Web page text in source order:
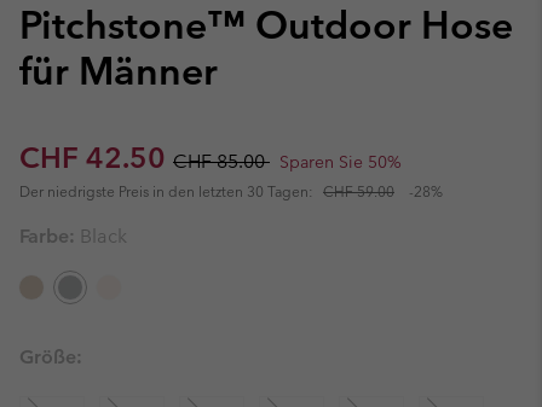
Pitchstone™ Outdoor Hose
für Männer
Sale price:
CHF 42.50 Regular price:
CHF 85.00 Sparen Sie 50%
Der niedrigste Preis in den letzten 30 Tagen: CHF 59.00 -28%
Farbe: Black
Größe: